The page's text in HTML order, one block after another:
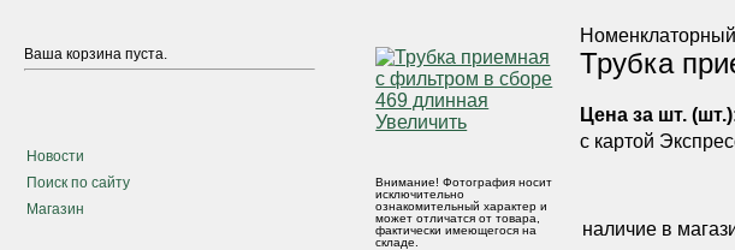
Ваша корзина пуста.
Новости
Поиск по сайту
Магазин
Увеличить
Внимание! Фотография носит
исключительно
ознакомительный характер и
может отличатся от товара,
фактически имеющегося на
складе.
Трубка
Цена за шт.
с картой
наличие в